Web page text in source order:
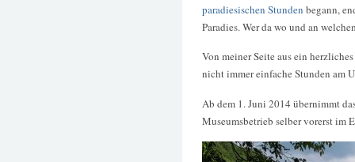
paradiesischen Stunden begann,
Paradies. Wer da wo und an
Von meiner Seite aus ein
nicht immer einfache Stunden am
Ab dem 1. Juni 2014 übernimmt
Museumsbetrieb selber vorerst im